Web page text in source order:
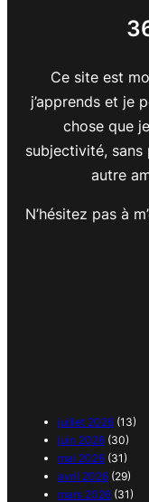
Ce site est
j’apprends et je
chose que
subjectivité, sans
autre
N’hésitez pas à
juillet 2026 (13)
juin 2026 (30)
mai 2026 (31)
avril 2026 (29)
mars 2026 (31)